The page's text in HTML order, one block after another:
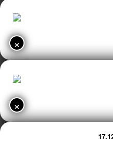
×
×